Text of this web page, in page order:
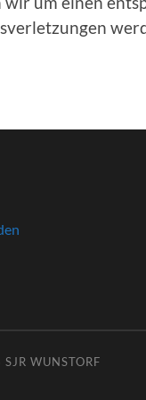
SJR WUNSTORF